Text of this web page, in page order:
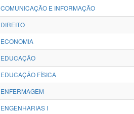
COMUNICAÇÃO E INFORMAÇÃO
DIREITO
ECONOMIA
EDUCAÇÃO
EDUCAÇÃO FÍSICA
ENFERMAGEM
ENGENHARIAS I